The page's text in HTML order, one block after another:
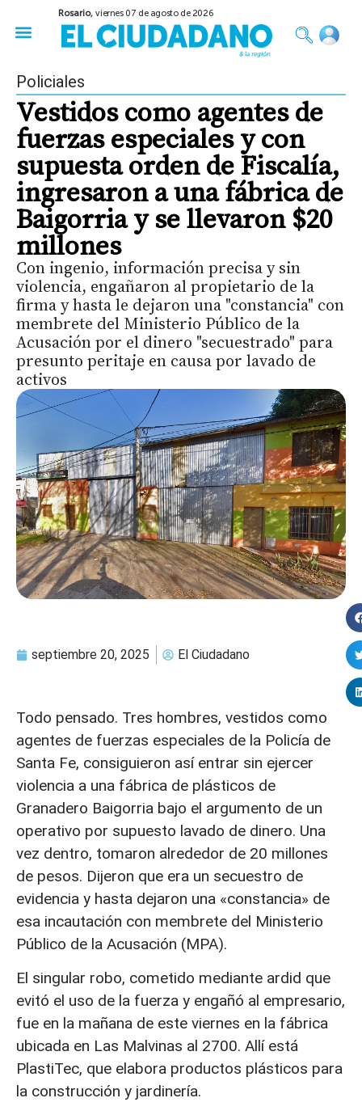
Rosario,viernes 07 de agosto de 2026
Policiales
Vestidos como agentes de
fuerzas especiales y con
supuesta orden de Fiscalía,
ingresaron a una fábrica de
Baigorria y se llevaron $20
millones
Con ingenio, información precisa y sin
violencia, engañaron al propietario de la
firma y hasta le dejaron una "constancia" con
membrete del Ministerio Público de la
Acusación por el dinero "secuestrado" para
presunto peritaje en causa por lavado de
activos
septiembre 20, 2025 El Ciudadano
Todo pensado. Tres hombres, vestidos como
agentes de fuerzas especiales de la Policía de
Santa Fe, consiguieron así entrar sin ejercer
violencia a una fábrica de plásticos de
Granadero Baigorria bajo el argumento de un
operativo por supuesto lavado de dinero. Una
vez dentro, tomaron alrededor de 20 millones
de pesos. Dijeron que era un secuestro de
evidencia y hasta dejaron una «constancia» de
esa incautación con membrete del Ministerio
Público de la Acusación (MPA).
El singular robo, cometido mediante ardid que
evitó el uso de la fuerza y engañó al empresario,
fue en la mañana de este viernes en la fábrica
ubicada en Las Malvinas al 2700. Allí está
PlastiTec, que elabora productos plásticos para
la construcción y jardinería.